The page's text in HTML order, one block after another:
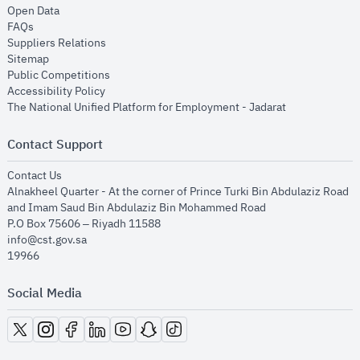
Open Dataopens in new window
FAQs
Suppliers Relations
Sitemapopens in new window
Public Competitions
Accessibility Policyopens in new window
The National Unified Platform for Employment - Jadaratopens in new
Contact Support
Contact Us
Alnakheel Quarter - At the corner of Prince Turki Bin Abdulaziz Road
and Imam Saud Bin Abdulaziz Bin Mohammed Road​
P.O Box 75606 – Riyadh 11588
info@cst.gov.sa
19966
Social Media
opens in new window
opens in new window
opens in new window
opens in new window
opens in new window
opens in new window
opens in new window